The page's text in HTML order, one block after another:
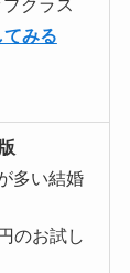
クラス
てみる
多い結婚
のお試し